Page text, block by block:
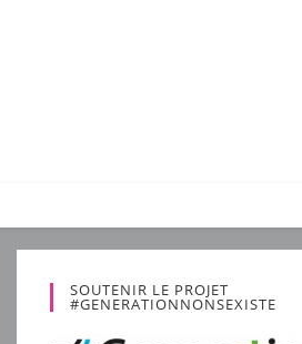
SOUTENIR LE PROJET
#GENERATIONNONSEXISTE